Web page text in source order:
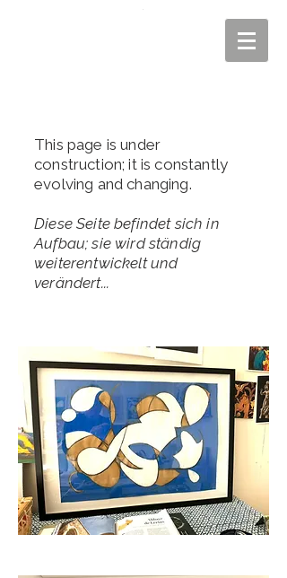
This page is under
construction; it is constantly
evolving and changing.
Diese Seite befindet sich in
Aufbau; sie wird ständig
weiterentwickelt und
verändert...